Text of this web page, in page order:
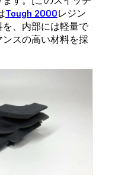
Tough 2000レジン
、内部には軽量で
スの高い材料を採